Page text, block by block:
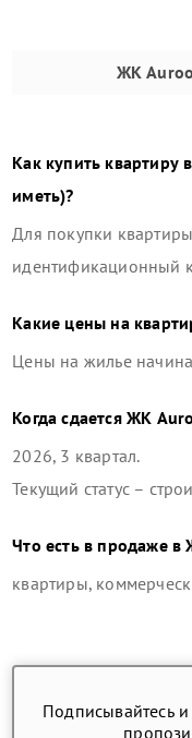
ЖК
Как купить квартиру в
иметь)?
Для покупки
идентификационный
Какие цены на
Цены на жилье
Когда сдаетсяЖК
2026, 3 квартал.
Текущий статус –
Что есть в продаже в
квартиры,
Подписывайтесь